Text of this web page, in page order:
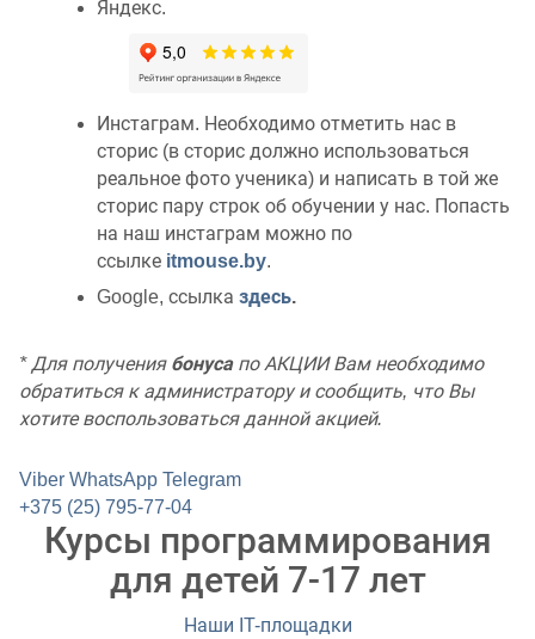
Яндекс.
Инстаграм. Необходимо отметить нас в
сторис (в сторис должно использоваться
реальное фото ученика) и написать в той же
сторис пару строк об обучении у нас. Попасть
на наш инстаграм можно по
ссылке itmouse.by.
Google, ссылка здесь.
* Для получения бонуса по АКЦИИ Вам необходимо
обратиться к администратору и сообщить, что Вы
хотите воспользоваться данной акцией.
Viber WhatsApp Telegram
+375 (25) 795-77-04
Курсы программирования
для детей 7-17 лет
Наши IT-площадки